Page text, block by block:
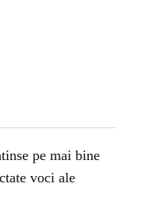
pe mai bine
voci ale